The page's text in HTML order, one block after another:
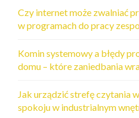
i
s
a
c
h
Czy internet może zwalniać
w programach do pracy
Komin systemowy a błędy
domu – które zaniedbania
Jak urządzić strefę czytania
spokoju w industrialnym